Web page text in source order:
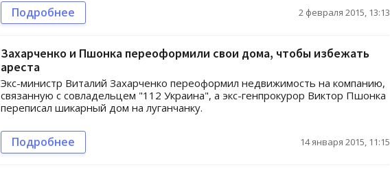
Подробнее 2 февраля 2015, 13:13
Захарченко и Пшонка переоформили свои дома, чтобы избежать
ареста
Экс-министр Виталий Захарченко переоформил недвижимость на компанию,
связанную с совладельцем "112 Украина", а экс-генпрокурор Виктор Пшонка
переписал шикарный дом на луганчанку.
Подробнее 14 января 2015, 11:15